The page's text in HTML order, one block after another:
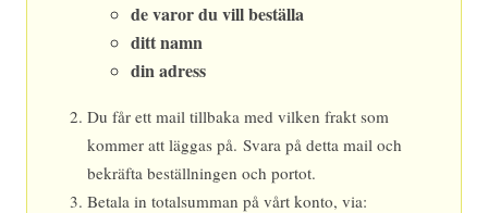
de varor du vill beställa
ditt namn
din adress
Du får ett mail tillbaka med vilken frakt som
kommer att läggas på. Svara på detta mail och
bekräfta beställningen och portot.
Betala in totalsumman på vårt konto, via: